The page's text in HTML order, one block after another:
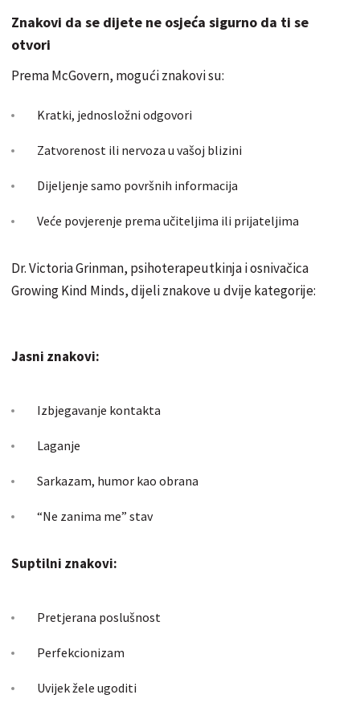
Znakovi da se dijete ne osjeća sigurno da ti se
otvori
Prema McGovern, mogući znakovi su:
Kratki, jednosložni odgovori
Zatvorenost ili nervoza u vašoj blizini
Dijeljenje samo površnih informacija
Veće povjerenje prema učiteljima ili prijateljima
Dr. Victoria Grinman, psihoterapeutkinja i osnivačica
Growing Kind Minds, dijeli znakove u dvije kategorije:
Jasni znakovi:
Izbjegavanje kontakta
Laganje
Sarkazam, humor kao obrana
“Ne zanima me” stav
Suptilni znakovi:
Pretjerana poslušnost
Perfekcionizam
Uvijek žele ugoditi